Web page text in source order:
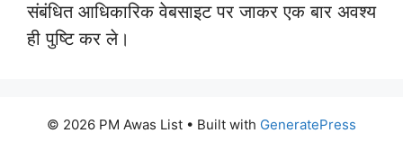
संबंधित आधिकारिक वेबसाइट पर जाकर एक बार अवश्य
ही पुष्टि कर ले।
© 2026 PM Awas List • Built with GeneratePress